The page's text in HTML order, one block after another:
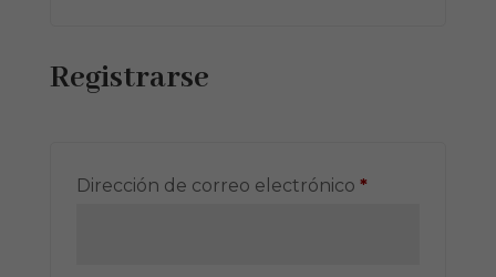
Registrarse
Dirección de correo electrónico *Obligatorio